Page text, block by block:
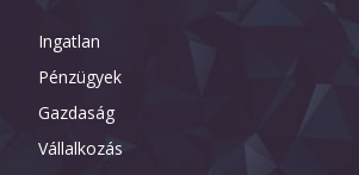
Ingatlan
Pénzügyek
Gazdaság
Vállalkozás